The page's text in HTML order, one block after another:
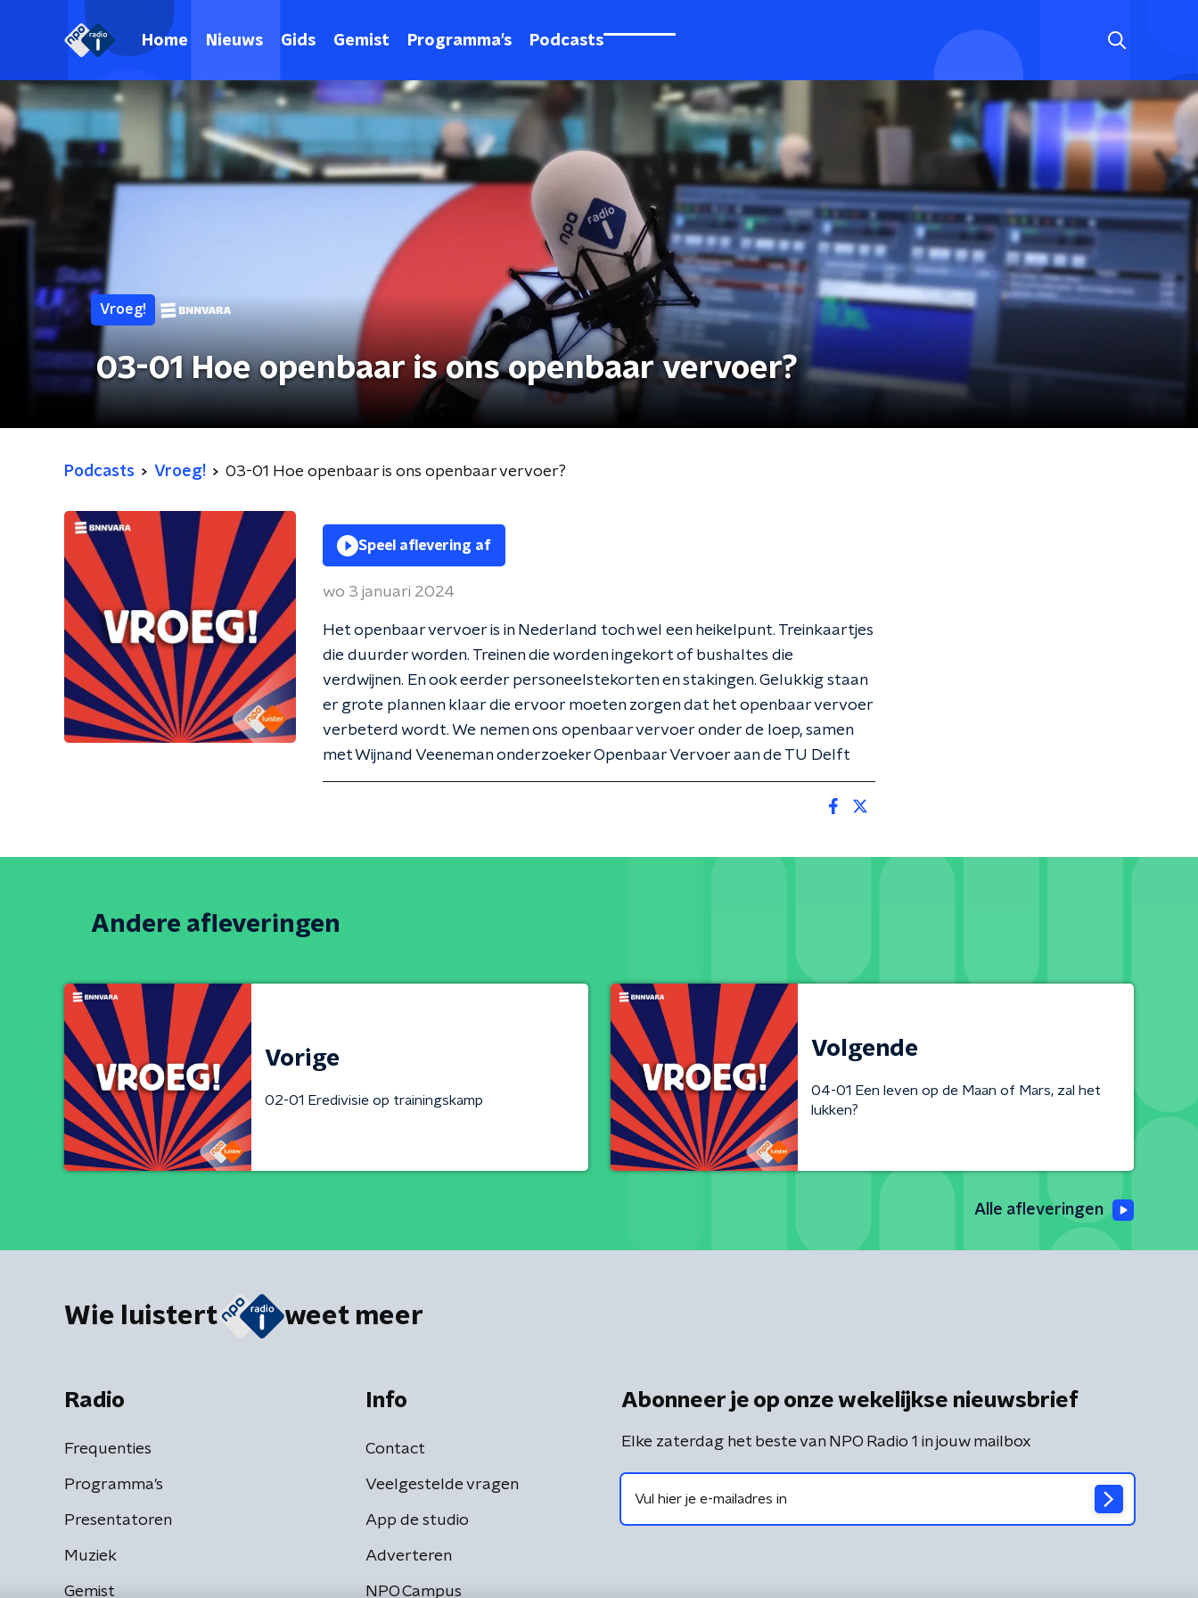
Home Nieuws Gids Gemist Programma's Podcasts
Vroeg!
03-01 Hoe openbaar is ons openbaar vervoer?
Podcasts Vroeg! 03-01 Hoe openbaar is ons openbaar vervoer?
Speel aflevering af
wo 3 januari 2024
Het openbaar vervoer is in Nederland toch wel een heikelpunt. Treinkaartjes
die duurder worden. Treinen die worden ingekort of bushaltes die
verdwijnen. En ook eerder personeelstekorten en stakingen. Gelukkig staan
er grote plannen klaar die ervoor moeten zorgen dat het openbaar vervoer
verbeterd wordt. We nemen ons openbaar vervoer onder de loep, samen
met Wijnand Veeneman onderzoeker Openbaar Vervoer aan de TU Delft
Andere afleveringen
Vorige
02-01 Eredivisie op trainingskamp
Volgende
04-01 Een leven op de Maan of Mars, zal het
lukken?
Alle afleveringen
Wie luistert weet meer
Radio
Frequenties
Programma's
Presentatoren
Muziek
Gemist
Info
Contact
Veelgestelde vragen
App de studio
Adverteren
NPO Campus
Abonneer je op onze wekelijkse nieuwsbrief
Elke zaterdag het beste van NPO Radio 1 in jouw mailbox